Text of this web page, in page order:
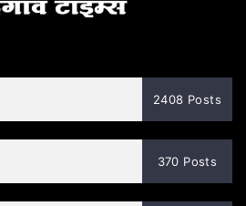
2408 Posts
370 Posts